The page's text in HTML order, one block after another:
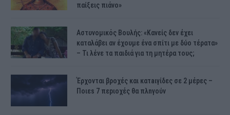
παίξεις πιάνο»
Αστυνομικός Bουλής: «Κανείς δεν έχει
καταλάβει αν έχουμε ένα σπίτι με δύο τέρατα»
– Τι λένε τα παιδιά για τη μητέρα τους;
Έρχονται βροχές και κατaιγίδες σε 2 μέpες –
Ποιεs 7 πεpιοχές θα πλnγούν